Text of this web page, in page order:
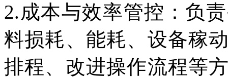
2.成本与效率管控：负
料损耗、能耗、设备稼
排程、改进操作流程等